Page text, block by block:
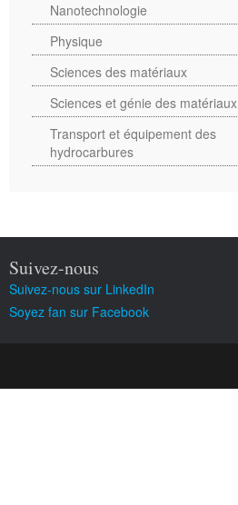
Nanotechnologie
Physique
Sciences des matériaux
Sciences et génie des matériaux
Transport et équipement des
hydrocarbures
Suivez-nous
Suivez-nous sur LinkedIn
Soyez fan sur Facebook